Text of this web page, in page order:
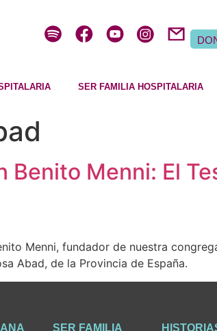
SER FAMILIA HOSPITALARIA
Benito Menni: El
Menni, fundador de nuestra
Abad, de la Provincia de España.
SER FAMILIA